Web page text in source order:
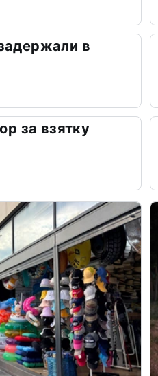
в
за взятку